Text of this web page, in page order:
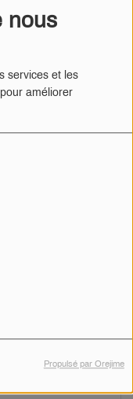
nous
services et les
améliorer
Propulsé par Orejime
3 :